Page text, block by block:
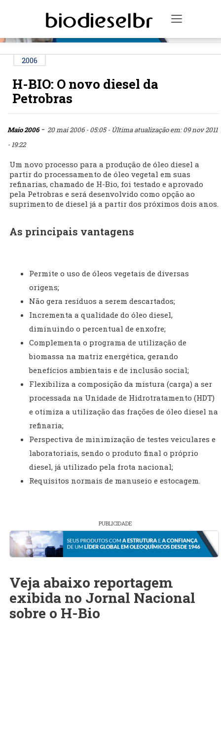
Toggle
2006
H-BIO: O novo diesel da
Petrobras
Maio 2006- 20 mai 2006 - 05:05- Última atualização em: 09 nov 2011
- 19:22
Um novo processo para a produção de óleo diesel a
partir do processamento de óleo vegetal em suas
refinarias, chamado de H-Bio, foi testado e aprovado
pela Petrobras e será desenvolvido como opção ao
suprimento de diesel já a partir dos próximos dois anos.
As principais vantagens
Permite o uso de óleos vegetais de diversas
origens;
Não gera resíduos a serem descartados;
Incrementa a qualidade do óleo diesel,
diminuindo o percentual de enxofre;
Complementa o programa de utilização de
biomassa na matriz energética, gerando
benefícios ambientais e de inclusão social;
Flexibiliza a composição da mistura (carga) a ser
processada na Unidade de Hidrotratamento (HDT)
e otimiza a utilização das frações de óleo diesel na
refinaria;
Perspectiva de minimização de testes veiculares e
laboratoriais, sendo o produto final o próprio
diesel, já utilizado pela frota nacional;
Requisitos normais de manuseio e estocagem.
PUBLICIDADE
Veja abaixo reportagem
exibida no Jornal Nacional
sobre o H-Bio